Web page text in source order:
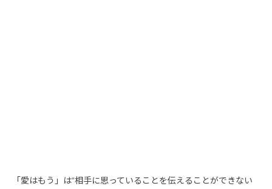
「愛はもう」は“相手に思っていることを伝えることができない